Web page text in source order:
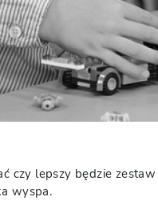
czy lepszy będzie
wyspa.